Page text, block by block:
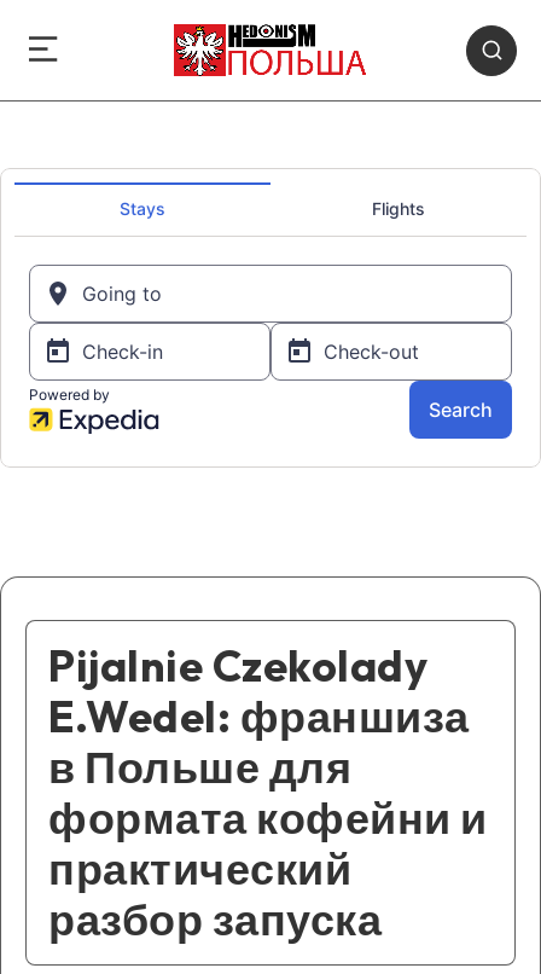
Pijalnie Czekolady
E.Wedel: франшиза
в Польше для
формата кофейни и
практический
разбор запуска